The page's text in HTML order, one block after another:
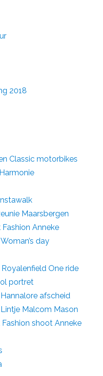
2018
Classic motorbikes
Maarsbergen
Anneke
day
One ride
portret
afscheid
Malcom Mason
shoot Anneke